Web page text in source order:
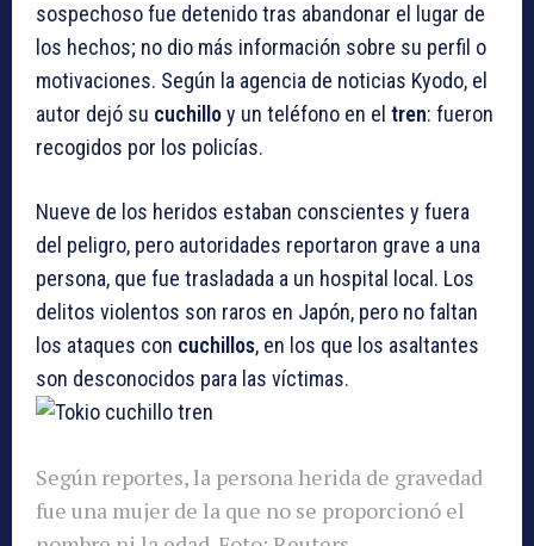
sospechoso fue detenido tras abandonar el lugar de
los hechos; no dio más información sobre su perfil o
motivaciones. Según la agencia de noticias Kyodo, el
autor dejó su cuchilloy un teléfono en el tren: fueron
recogidos por los policías.
Nueve de los heridos estaban conscientes y fuera
del peligro, pero autoridades reportaron grave a una
persona, que fue trasladada a un hospital local. Los
delitos violentos son raros en Japón, pero no faltan
los ataques con cuchillos, en los que los asaltantes
son desconocidos para las víctimas.
Según reportes, la persona herida de gravedad
fue una mujer de la que no se proporcionó el